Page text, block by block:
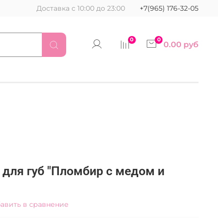
Доставка с 10:00 до 23:00 +7(965) 176-32-05
0 0 0.00 руб
для губ "Пломбир с медом и
в сравнение